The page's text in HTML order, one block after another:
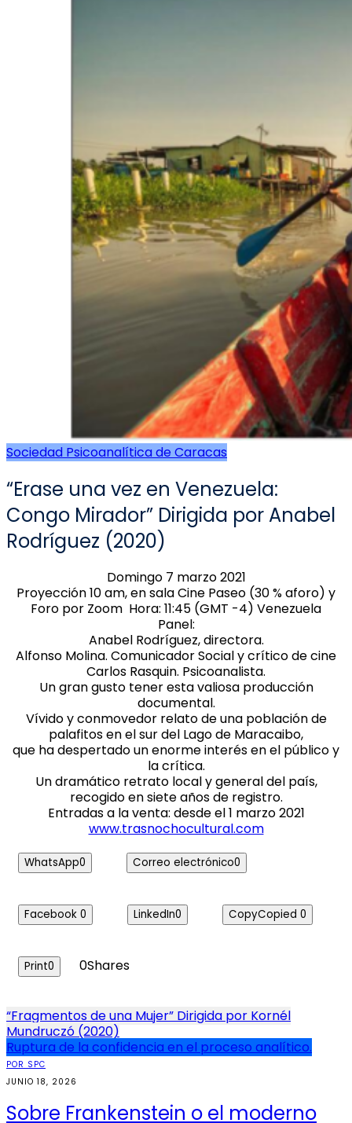
Sociedad Psicoanalítica de Caracas
“Erase una vez en Venezuela:
Congo Mirador” Dirigida por Anabel
Rodríguez (2020)
Domingo 7 marzo 2021
Proyección 10 am, en sala Cine Paseo (30 % aforo) y
Foro por Zoom Hora: 11:45 (GMT -4) Venezuela
Panel:
Anabel Rodríguez, directora.
Alfonso Molina. Comunicador Social y crítico de cine
Carlos Rasquin. Psicoanalista.
Un gran gusto tener esta valiosa producción
documental.
Vívido y conmovedor relato de una población de
palafitos en el sur del Lago de Maracaibo,
que ha despertado un enorme interés en el público y
la crítica.
Un dramático retrato local y general del país,
recogido en siete años de registro.
Entradas a la venta: desde el 1 marzo 2021
www.trasnochocultural.com
WhatsApp0 Correo electrónico0
Facebook 0 LinkedIn0 CopyCopied 0
Print0 0Shares
Navegación
de
entradas
“Fragmentos de una Mujer” Dirigida por Kornél
Mundruczó (2020)
Ruptura de la confidencia en el proceso analítico.
POR SPC
JUNIO 18, 2026
Sobre Frankenstein o el moderno